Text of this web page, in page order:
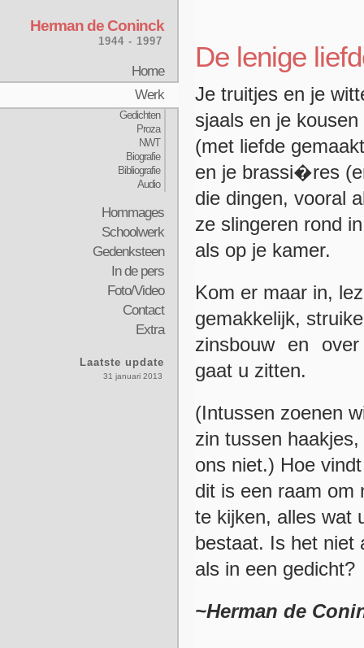
Herman de Coninck
1944 - 1997
Home
Werk
Gedichten
Proza
NWT
Biografie
Bibliografie
Audio
Hommages
Schoolwerk
Gedenksteen
In de pers
Foto/Video
Contact
Extra
Laatste update
31 januari 2013
De lenige
Je truitjes en je
sjaals en je
(met liefde
en je brassi�res
die dingen, vooral
ze slingeren rond
als op je kamer.
Kom er maar in,
gemakkelijk,
zinsbouw en
gaat u zitten.
(Intussen zoenen
zin tussen
ons niet.) Hoe
dit is een raam om
te kijken, alles wat
bestaat. Is het niet
als in een gedicht?
~Herman de